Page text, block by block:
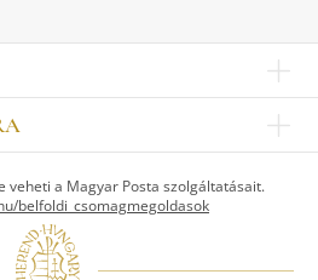
veheti a Magyar Posta szolgáltatásait.
belfoldi_csomagmegoldasok